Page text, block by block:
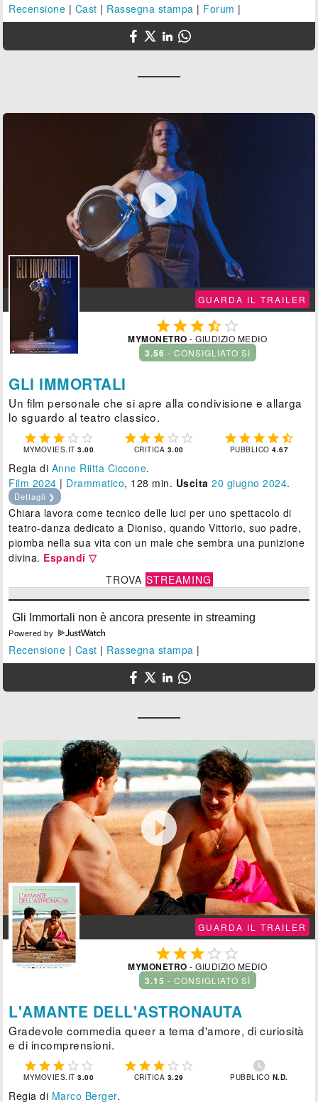
Recensione | Cast | Rassegna stampa | Forum |

GUARDA IL TRAILER
 
MYMONETRO - GIUDIZIO MEDIO
3.56 - CONSIGLIATO SÌ
GLI IMMORTALI
Un film personale che si apre alla condivisione e allarga
lo sguardo al teatro classico.
    
MYMOVIES.IT3.00
    
CRITICA 3.00
    
PUBBLICO4.67
Regia di Anne Riitta Ciccone.
Film 2024 | Drammatico, 128 min. Uscita 20 giugno 2024.
Dettagli ❯
Chiara lavora come tecnico delle luci per uno spettacolo di
teatro-danza dedicato a Dioniso, quando Vittorio, suo padre,
piomba nella sua vita con un male che sembra una punizione
divina. Espandi ▽
TROVA STREAMING
Powered by
Recensione | Cast | Rassegna stampa |

GUARDA IL TRAILER
  
MYMONETRO - GIUDIZIO MEDIO
3.15 - CONSIGLIATO SÌ
L'AMANTE DELL'ASTRONAUTA
Gradevole commedia queer a tema d'amore, di curiosità
e di incomprensioni.
    
MYMOVIES.IT3.00
    
CRITICA 3.29

PUBBLICO N.D.
Regia di Marco Berger.